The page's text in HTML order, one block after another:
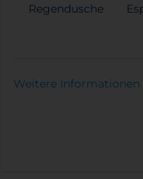
Regendusche
Weitere Informationen